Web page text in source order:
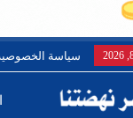
سياسة